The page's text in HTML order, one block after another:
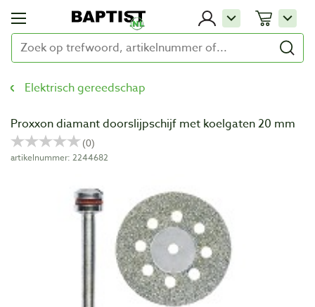
Elektrisch gereedschap
Proxxon diamant doorslijpschijf met koelgaten 20 mm
artikelnummer: 2244682